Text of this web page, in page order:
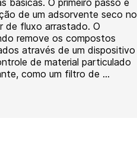
básicas. O primeiro passo é
de um adsorvente seco no
de fluxo arrastado. O
remove os compostos
através de um dispositivo
de material particulado
como um filtro de ...